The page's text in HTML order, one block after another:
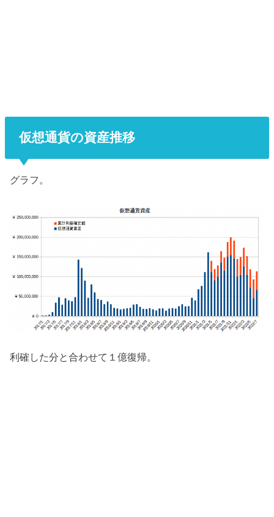
仮想通貨の資産推移
グラフ。
利確した分と合わせて１億復帰。